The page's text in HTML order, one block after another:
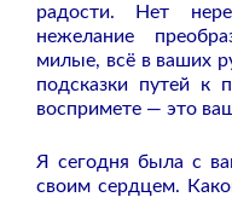
радости. Нет
нежелание
милые, всё в ваших
подсказки путей к
воспримете — это
Я сегодня была с
своим сердцем.